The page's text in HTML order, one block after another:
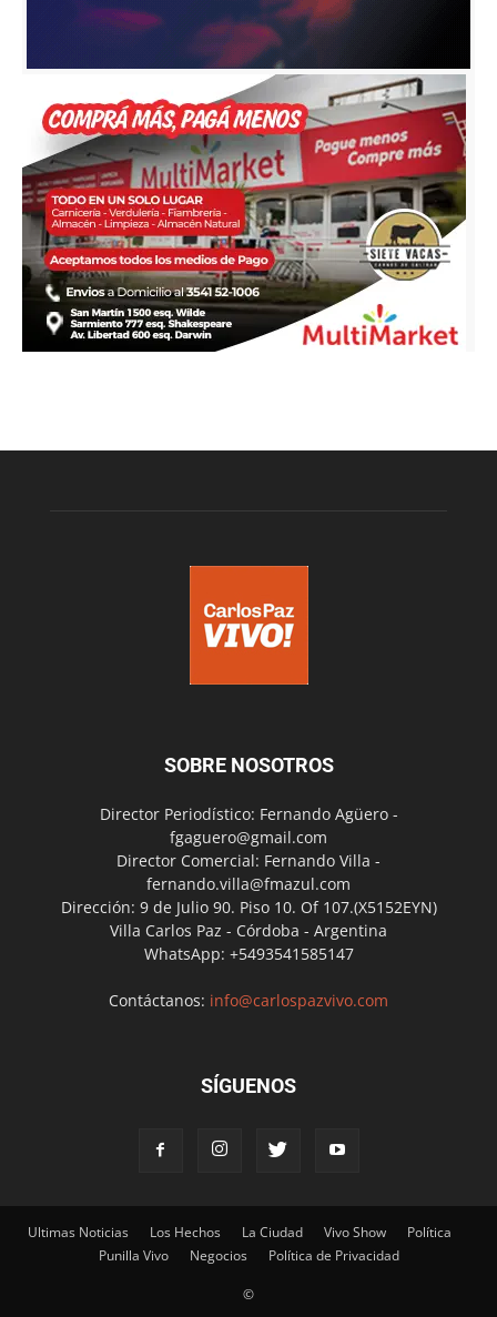
SOBRE NOSOTROS
Director Periodístico: Fernando Agüero -
fgaguero@gmail.com
Director Comercial: Fernando Villa -
fernando.villa@fmazul.com
Dirección: 9 de Julio 90. Piso 10. Of 107.(X5152EYN)
Villa Carlos Paz - Córdoba - Argentina
WhatsApp: +5493541585147
Contáctanos: info@carlospazvivo.com
SÍGUENOS
Ultimas Noticias Los Hechos La Ciudad Vivo Show
Política
Punilla Vivo
Negocios Política de Privacidad
©